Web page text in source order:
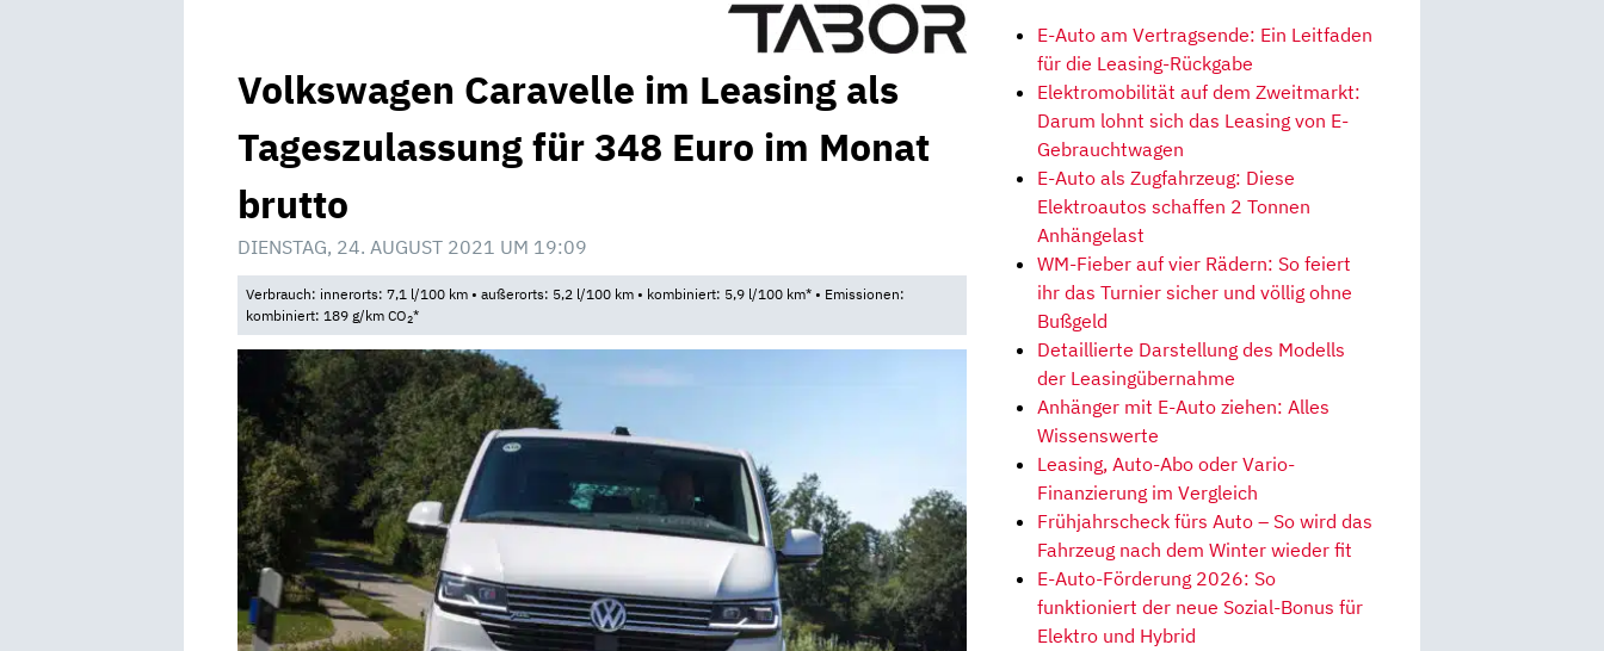
Volkswagen Caravelle im Leasing als
Tageszulassung für 348 Euro im Monat
brutto
DIENSTAG, 24. AUGUST 2021 UM 19:09
Verbrauch: innerorts: 7,1 l/100 km • außerorts: 5,2 l/100 km • kombiniert: 5,9 l/100 km* • Emissionen:
kombiniert: 189 g/km CO2*
E-Auto am Vertragsende: Ein Leitfaden
für die Leasing-Rückgabe
Elektromobilität auf dem Zweitmarkt:
Darum lohnt sich das Leasing von E-
Gebrauchtwagen
E-Auto als Zugfahrzeug: Diese
Elektroautos schaffen 2 Tonnen
Anhängelast
WM-Fieber auf vier Rädern: So feiert
ihr das Turnier sicher und völlig ohne
Bußgeld
Detaillierte Darstellung des Modells
der Leasingübernahme
Anhänger mit E-Auto ziehen: Alles
Wissenswerte
Leasing, Auto-Abo oder Vario-
Finanzierung im Vergleich
Frühjahrscheck fürs Auto – So wird das
Fahrzeug nach dem Winter wieder fit
E-Auto-Förderung 2026: So
funktioniert der neue Sozial-Bonus für
Elektro und Hybrid